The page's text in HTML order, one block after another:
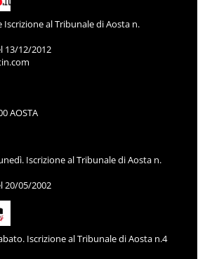
al Tribunale di Aosta n.
13/12/2012
AOSTA
Iscrizione al Tribunale di Aosta n.
20/05/2002
Iscrizione al Tribunale di Aosta n.4